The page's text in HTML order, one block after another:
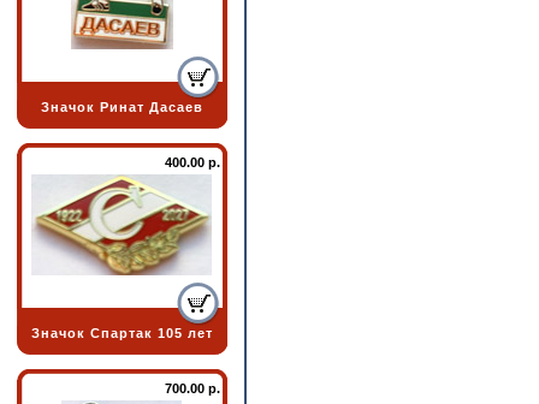
Значок Ринат Дасаев
400.00 р.
Значок Спартак 105 лет
700.00 р.